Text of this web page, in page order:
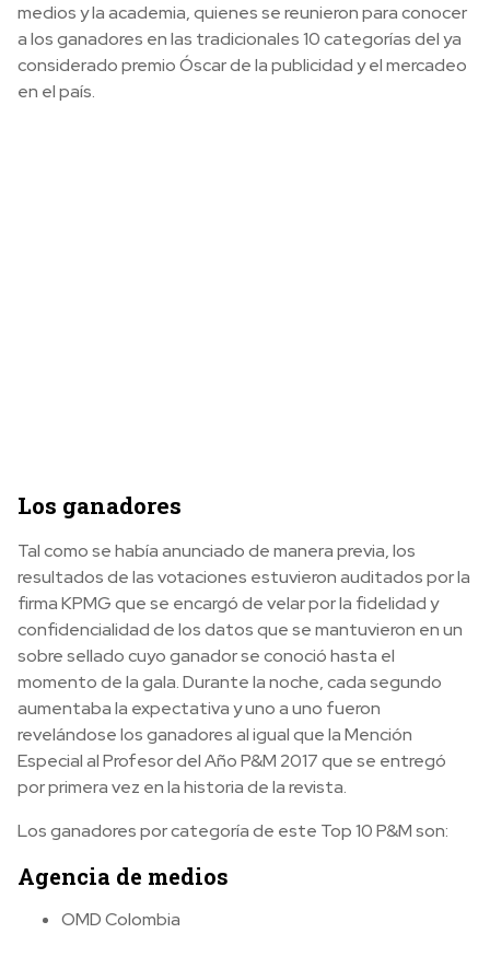
medios y la academia, quienes se reunieron para conocer
a los ganadores en las tradicionales 10 categorías del ya
considerado premio Óscar de la publicidad y el mercadeo
en el país.
Los ganadores
Tal como se había anunciado de manera previa, los
resultados de las votaciones estuvieron auditados por la
firma KPMG que se encargó de velar por la fidelidad y
confidencialidad de los datos que se mantuvieron en un
sobre sellado cuyo ganador se conoció hasta el
momento de la gala. Durante la noche, cada segundo
aumentaba la expectativa y uno a uno fueron
revelándose los ganadores al igual que la Mención
Especial al Profesor del Año P&M 2017 que se entregó
por primera vez en la historia de la revista.
Los ganadores por categoría de este Top 10 P&M son:
Agencia de medios
OMD Colombia